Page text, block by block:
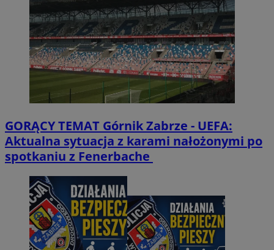
GORĄCY TEMAT Górnik Zabrze - UEFA:
Aktualna sytuacja z karami nałożonymi po
spotkaniu z Fenerbache